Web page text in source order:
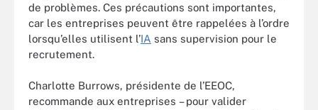
de problèmes. Ces précautions sont importantes,
car les entreprises peuvent être rappelées à l’ordre
lorsqu’elles utilisent l’IA sans supervision pour le
recrutement.
Charlotte Burrows, présidente de l’EEOC,
recommande aux entreprises – pour valider